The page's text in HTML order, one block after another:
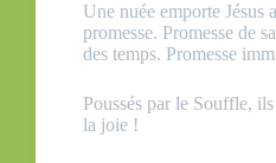
Une nuée emporte Jésus
promesse. Promesse de
des temps. Promesse
Poussés par le Souffle,
la joie !